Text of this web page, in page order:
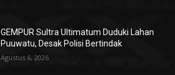
GEMPUR Sultra Ultimatum Duduki Lahan
Puuwatu, Desak Polisi Bertindak
Agustus 6, 2026